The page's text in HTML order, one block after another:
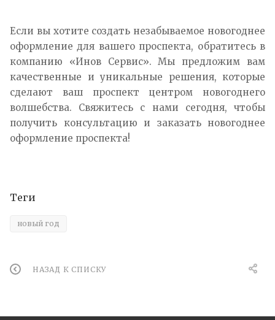
Если вы хотите создать незабываемое новогоднее
оформление для вашего проспекта, обратитесь в
компанию «Инов Сервис». Мы предложим вам
качественные и уникальные решения, которые
сделают ваш проспект центром новогоднего
волшебства. Свяжитесь с нами сегодня, чтобы
получить консультацию и заказать новогоднее
оформление проспекта!
Теги
новый год
НАЗАД К СПИСКУ